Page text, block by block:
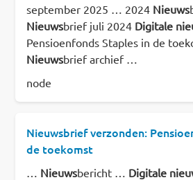
Documenten
Contact
Read this in:
september 2025 … 2024 Nieuws
Nieuwsbrief juli 2024 Digitale
Pensioenfonds Staples in de
Nieuwsbrief archief …
node
Nieuwsbrief verzonden:
de toekomst
… Nieuwsbericht … Digitale